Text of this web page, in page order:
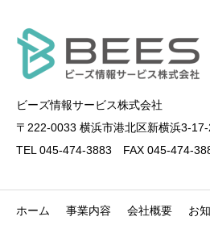
ビーズ情報サービス株式会社
〒222-0033 横浜市港北区新横浜3-
TEL 045-474-3883 FAX 045-474-
ホーム 事業内容 会社概要 お